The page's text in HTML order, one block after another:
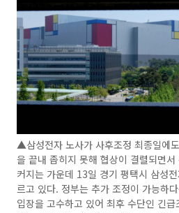
▲삼성전자 노사가 사후조정 최종일에
을 끝내 좁히지 못해 협상이 결렬되면
커지는 가운데 13일 경기 평택시 삼성
르고 있다. 정부는 추가 조정이 가능하
입장을 고수하고 있어 최후 수단인 긴